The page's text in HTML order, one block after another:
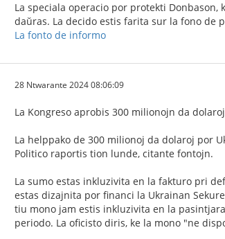
La speciala operacio por protekti
daŭras. La decido estis farita sur la fono de
La fonto de informo
28 Ntwarante 2024 08:06:09
La Kongreso aprobis 300 milionojn da
La helppako de 300 milionoj da dolaroj por
Politico raportis tion lunde, citante fontojn.
La sumo estas inkluzivita en la fakturo pri
estas dizajnita por financi la Ukrainan
tiu mono jam estis inkluzivita en la
periodo. La oficisto diris, ke la mono "ne